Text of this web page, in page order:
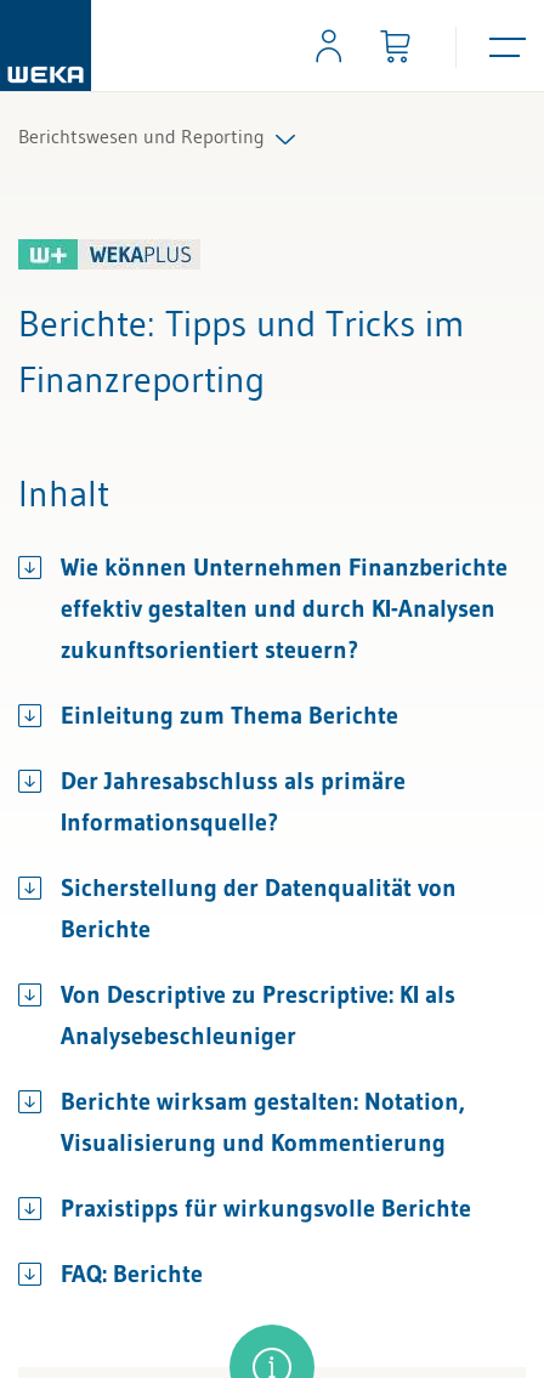
Berichtswesen und Reporting
Berichte: Tipps und Tricks im
Finanzreporting
Inhalt
Wie können Unternehmen Finanzberichte
effektiv gestalten und durch KI-Analysen
zukunftsorientiert steuern?
Einleitung zum Thema Berichte
Der Jahresabschluss als primäre
Informationsquelle?
Sicherstellung der Datenqualität von
Berichte
Von Descriptive zu Prescriptive: KI als
Analysebeschleuniger
Berichte wirksam gestalten: Notation,
Visualisierung und Kommentierung
Praxistipps für wirkungsvolle Berichte
FAQ: Berichte